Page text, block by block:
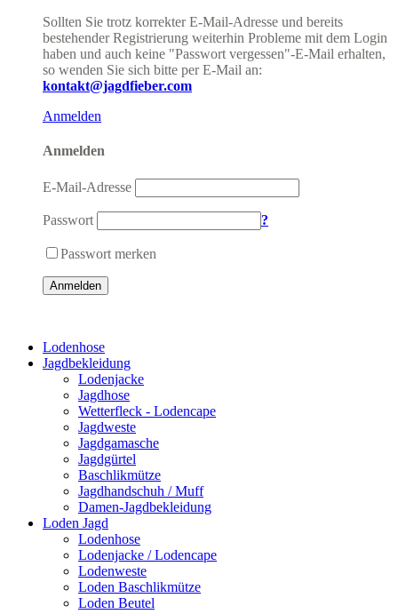
Sollten Sie trotz korrekter E-Mail-Adresse und bereits
bestehender Registrierung weiterhin Probleme mit dem Login
haben und auch keine "Passwort vergessen"-E-Mail erhalten,
so wenden Sie sich bitte per E-Mail an:
kontakt@jagdfieber.com
Anmelden
Anmelden
E-Mail-Adresse
Passwort ?
Passwort merken
Anmelden
Lodenhose
Jagdbekleidung
Lodenjacke
Jagdhose
Wetterfleck - Lodencape
Jagdweste
Jagdgamasche
Jagdgürtel
Baschlikmütze
Jagdhandschuh / Muff
Damen-Jagdbekleidung
Loden Jagd
Lodenhose
Lodenjacke / Lodencape
Lodenweste
Loden Baschlikmütze
Loden Beutel